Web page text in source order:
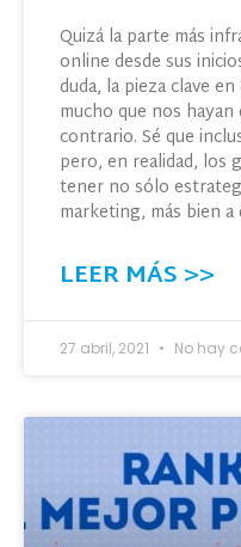
Quizá la parte más
online desde sus
duda, la pieza clave
mucho que nos
contrario. Sé que
pero, en realidad, los
tener no sólo
marketing, más bien a
LEER MÁS >>
27 abril, 2021 No hay